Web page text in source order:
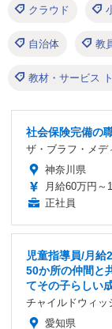
クラウド
自治体 教
教材・サービス
社会保険完備の
ザ・ブラフ・メデ
神奈川県
月給60万円～
正社員
児童指導員/月給
50か所の仲間と
てその子らしい
チャイルドウィッ
愛知県